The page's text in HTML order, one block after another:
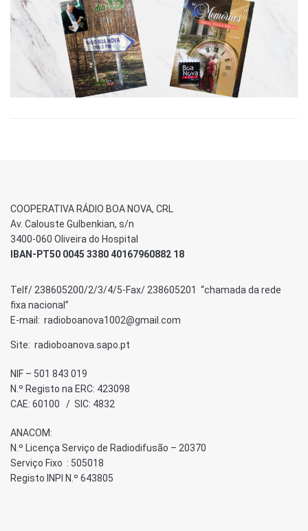
COOPERATIVA RÁDIO BOA NOVA, CRL
Av. Calouste Gulbenkian, s/n
3400-060 Oliveira do Hospital
IBAN-PT50 0045 3380 40167960882 18
Telf/ 238605200/2/3/4/5-Fax/ 238605201 “chamada da rede
fixa nacional”
E-mail: radioboanova1002@gmail.com
Site: radioboanova.sapo.pt
NIF – 501 843 019
N.º Registo na ERC: 423098
CAE: 60100 / SIC: 4832
ANACOM:
N.º Licença Serviço de Radiodifusão – 20370
Serviço Fixo : 505018
Registo INPI N.º 643805